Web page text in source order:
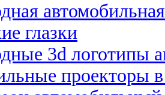
глазки
3d логотипы
проекторы